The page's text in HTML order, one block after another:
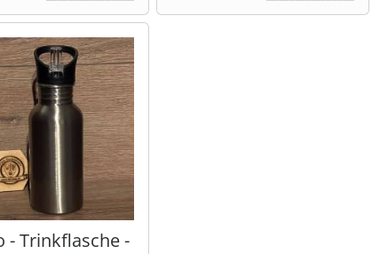
- Trinkflasche -